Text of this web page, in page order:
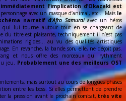
immédiatement l’implication d’Okazaki est
avec un masque d’animal, etc… Mais le
narratif d’Afro Samuraiavec un héros
qui lui tourne autour tout en se chargeant de
du titre est plaisante, techniquement il n’est pas
rigides… au vu des qualités artistiques
En revanche, la bande son, elle, ne déçoit pas.
et nous offre des morceaux qui rythment
jeu. Probablement une des meilleurs OST
mais surtout au cours de longues phases
entre les boss. Si elles permettent de prendre
la pression avant le prochain combat,très vite